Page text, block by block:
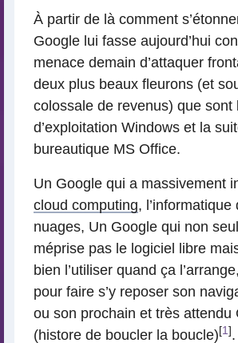
À partir de là comment
Google lui fasse aujourd’hui
menace demain d’attaquer
deux plus beaux fleurons (et
colossale de revenus) que sont
d’exploitation Windows et la
bureautique MS Office.
Un Google qui a massivement
cloud computing, l’informatique
nuages, Un Google qui non
méprise pas le logiciel libre
bien l’utiliser quand ça
pour faire s’y reposer son
ou son prochain et très attendu
(histore de boucler la boucle) [1] .